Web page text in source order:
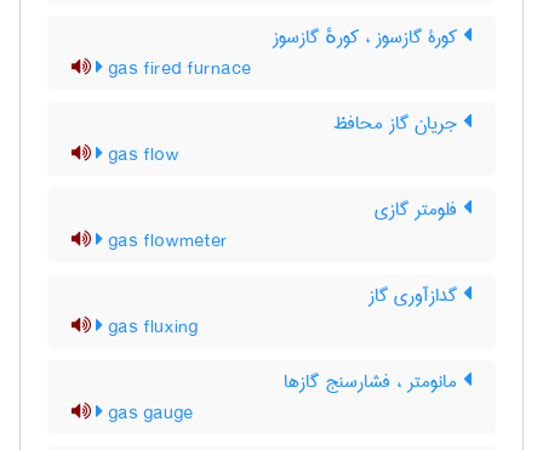
کورۀ گازسوز ، کورهٔ گازسوز
gas fired furnace
جریان گاز محافظ
gas flow
فلومتر گازی
gas flowmeter
گدازآوری گاز
gas fluxing
مانومتر ، فشارسنج گازها
gas gauge